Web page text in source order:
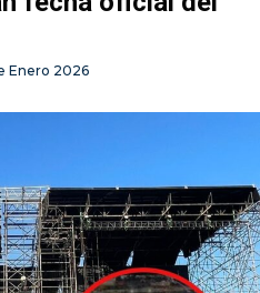
Enero 2026